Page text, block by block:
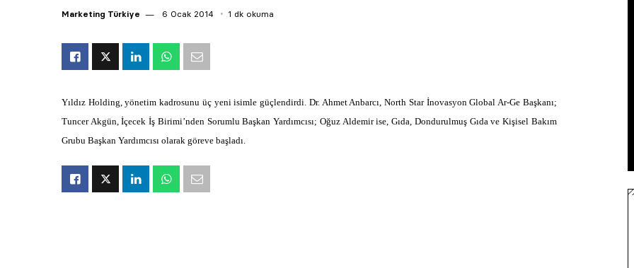
Marketing Türkiye 6 Ocak 2014 1 dk okuma
Yıldız Holding, yönetim kadrosunu üç yeni isimle güçlendirdi. Dr. Ahmet Anbarcı, North Star İnovasyon Global Ar-Ge Başkanı;
Tuncer Akgün, İçecek İş Birimi’nden Sorumlu Başkan Yardımcısı; Oğuz Aldemir ise, Gıda, Dondurulmuş Gıda ve Kişisel Bakım
Grubu Başkan Yardımcısı olarak göreve başladı.